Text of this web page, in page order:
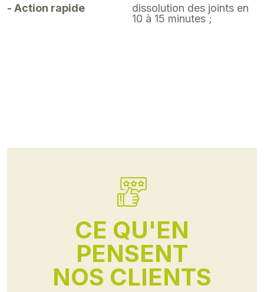
- Action rapide
dissolution des joints en
10 à 15 minutes ;
CE QU'EN
PENSENT
NOS CLIENTS